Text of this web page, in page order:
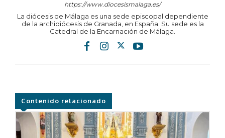
https://www.diocesismalaga.es/
La diócesis de Málaga es una sede episcopal dependiente
de la archidiócesis de Granada, en España. Su sede es la
Catedral de la Encarnación de Málaga.
Contenido relacionado